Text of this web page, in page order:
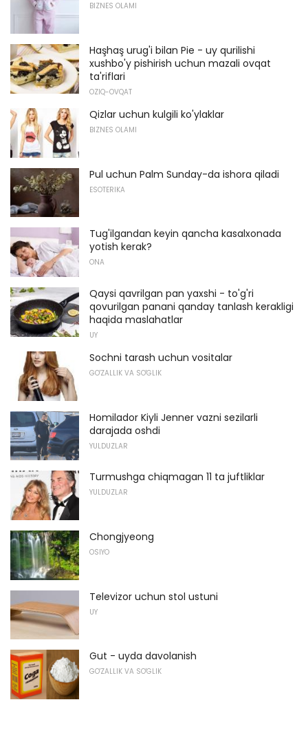
BIZNES OLAMI
Haşhaş urug'i bilan Pie - uy qurilishi
xushbo'y pishirish uchun mazali ovqat
ta'riflari
OZIQ-OVQAT
Qizlar uchun kulgili ko'ylaklar
BIZNES OLAMI
Pul uchun Palm Sunday-da ishora qiladi
ESOTERIKA
Tug'ilgandan keyin qancha kasalxonada
yotish kerak?
ONA
Qaysi qavrilgan pan yaxshi - to'g'ri
qovurilgan panani qanday tanlash kerakligi
haqida maslahatlar
UY
Sochni tarash uchun vositalar
GO'ZALLIK VA SO'GLIK
Homilador Kiyli Jenner vazni sezilarli
darajada oshdi
YULDUZLAR
Turmushga chiqmagan 11 ta juftliklar
YULDUZLAR
Chongjyeong
OSIYO
Televizor uchun stol ustuni
UY
Gut - uyda davolanish
GO'ZALLIK VA SO'GLIK